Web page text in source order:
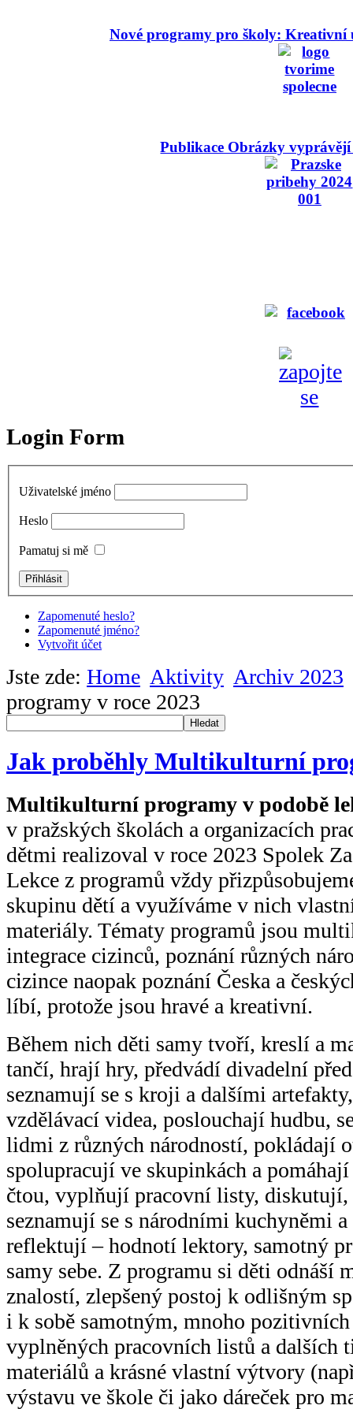
Nové programy pro školy: Kreativní
Publikace Obrázky
Login Form
Uživatelské jméno
Heslo
Pamatuj si mě
Zapomenuté heslo?
Zapomenuté jméno?
Vytvořit účet
Jste zde: Home Aktivity Archiv 2023
programy v roce 2023
Hledat
Jak proběhly Multikulturní
Multikulturní programy v podobě
v pražských školách a organizacích
dětmi realizoval v roce 2023 Spolek
Lekce z programů vždy
skupinu dětí a využíváme v nich
materiály. Tématy programů jsou
integrace cizinců, poznání různých
cizince naopak poznání Česka a
líbí, protože jsou hravé a kreativní.
Během nich děti samy tvoří, kreslí a
tančí, hrají hry, předvádí divadelní
seznamují se s kroji a dalšími
vzdělávací videa, poslouchají hudbu,
lidmi z různých národností, pokládají
spolupracují ve skupinkách a
čtou, vyplňují pracovní listy,
seznamují se s národními kuchyněmi a
reflektují – hodnotí lektory, samotný
samy sebe. Z programu si děti odnáší
znalostí, zlepšený postoj k odlišným
i k sobě samotným, mnoho
vyplněných pracovních listů a dalších
materiálů a krásné vlastní výtvory
výstavu ve škole či jako dáreček pro